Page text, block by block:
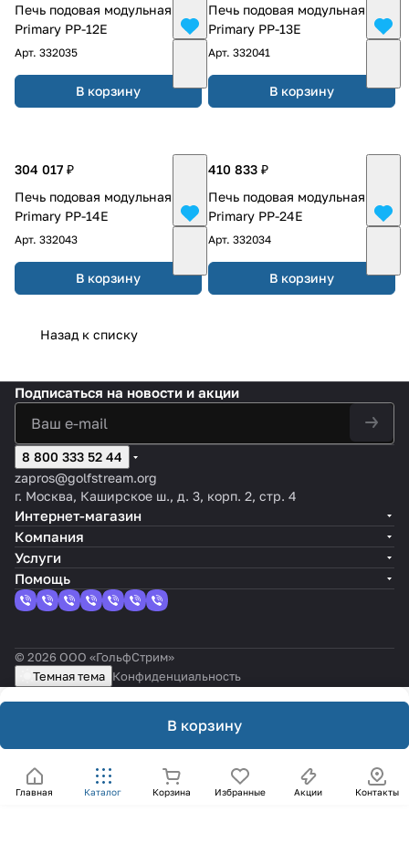
Печь подовая модульная
Primary PP-12E
Арт. 332035
В корзину
Печь подовая модульная
Primary PP-13E
Арт. 332041
В корзину
304 017 ₽
Печь подовая модульная
Primary PP-14E
Арт. 332043
В корзину
410 833 ₽
Печь подовая модульная
Primary PP-24E
Арт. 332034
В корзину
Назад к списку
В корзину
Главная Каталог Корзина Избранные Акции Контакты
Подписаться на новости и акции
8 800 333 52 44
zapros@golfstream.org
г. Москва, Каширское ш., д. 3, корп. 2, стр. 4
Интернет-магазин
Компания
Услуги
Помощь
© 2026 ООО «ГольфСтрим»
Темная тема Конфиденциальность